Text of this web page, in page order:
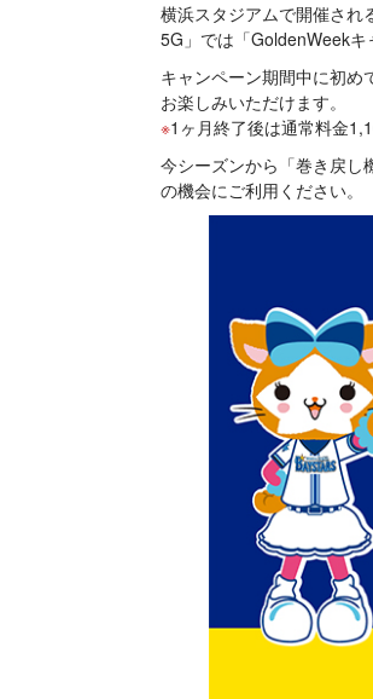
横浜スタジアムで開催され
5G」では「GoldenWeek
キャンペーン期間中に初
お楽しみいただけます。
1ヶ月終了後は通常料金
今シーズンから「巻き戻し
の機会にご利用ください。